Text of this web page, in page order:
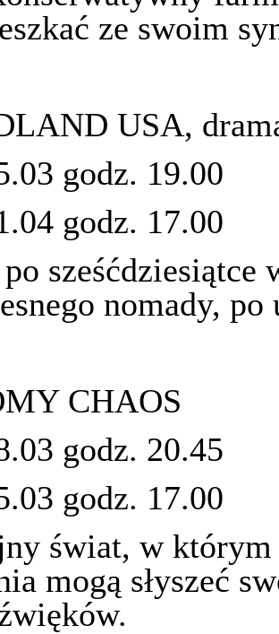
ze swoim
USA,
godz. 19.00
godz. 17.00
sześćdziesiątce
nomady,
CHAOS
godz. 20.45
godz. 17.00
świat, w
mogą słyszeć